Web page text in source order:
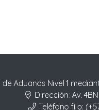
Aduanas Nivel 1
Dirección: Av.
Teléfono fijo: